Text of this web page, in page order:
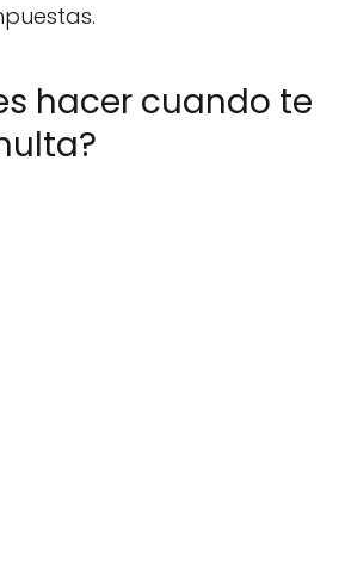
hacer cuando te